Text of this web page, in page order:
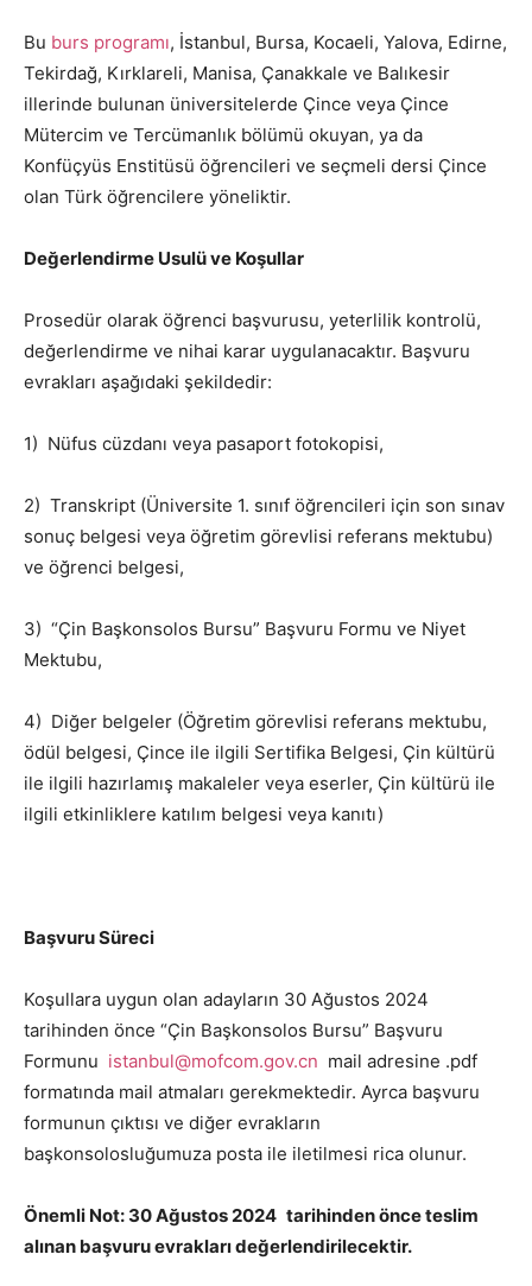
Bu burs programı, İstanbul, Bursa, Kocaeli, Yalova, Edirne,
Tekirdağ, Kırklareli, Manisa, Çanakkale ve Balıkesir
illerinde bulunan üniversitelerde Çince veya Çince
Mütercim ve Tercümanlık bölümü okuyan, ya da
Konfüçyüs Enstitüsü öğrencileri ve seçmeli dersi Çince
olan Türk öğrencilere yöneliktir.
Değerlendirme Usulü ve Koşullar
Prosedür olarak öğrenci başvurusu, yeterlilik kontrolü,
değerlendirme ve nihai karar uygulanacaktır. Başvuru
evrakları aşağıdaki şekildedir:
1) Nüfus cüzdanı veya pasaport fotokopisi,
2) Transkript (Üniversite 1. sınıf öğrencileri için son sınav
sonuç belgesi veya öğretim görevlisi referans mektubu)
ve öğrenci belgesi,
3) “Çin Başkonsolos Bursu” Başvuru Formu ve Niyet
Mektubu,
4) Diğer belgeler (Öğretim görevlisi referans mektubu,
ödül belgesi, Çince ile ilgili Sertifika Belgesi, Çin kültürü
ile ilgili hazırlamış makaleler veya eserler, Çin kültürü ile
ilgili etkinliklere katılım belgesi veya kanıtı)
Başvuru Süreci
Koşullara uygun olan adayların 30 Ağustos 2024
tarihinden önce “Çin Başkonsolos Bursu” Başvuru
Formunu istanbul@mofcom.gov.cn mail adresine .pdf
formatında mail atmaları gerekmektedir. Ayrca başvuru
formunun çıktısı ve diğer evrakların
başkonsolosluğumuza posta ile iletilmesi rica olunur.
Önemli Not: 30 Ağustos 2024 tarihinden önce teslim
alınan başvuru evrakları değerlendirilecektir.